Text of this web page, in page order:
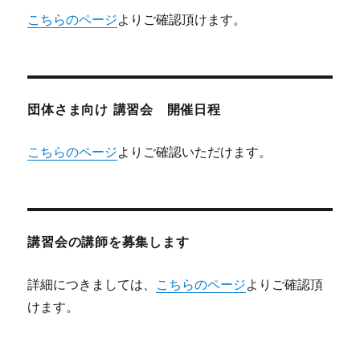
こちらのページよりご確認頂けます。
団体さま向け 講習会 開催日程
こちらのページよりご確認いただけます。
講習会の講師を募集します
詳細につきましては、 こちらのページよりご確認頂
けます。